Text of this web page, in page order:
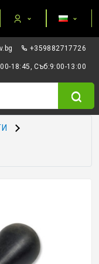
+359882717726
18:45, Съб:9:00-13:00